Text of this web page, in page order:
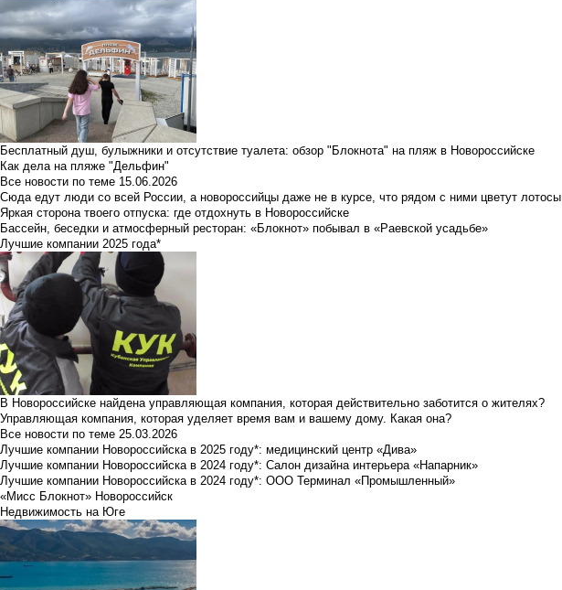
Бесплатный душ, булыжники и отсутствие туалета: обзор "Блокнота" на пляж в Новороссийске
Как дела на пляже "Дельфин"
Все новости по теме 15.06.2026
Сюда едут люди со всей России, а новороссийцы даже не в курсе, что рядом с ними цветут лотосы
Яркая сторона твоего отпуска: где отдохнуть в Новороссийске
Бассейн, беседки и атмосферный ресторан: «Блокнот» побывал в «Раевской усадьбе»
Лучшие компании 2025 года*
В Новороссийске найдена управляющая компания, которая действительно заботится о жителях?
Управляющая компания, которая уделяет время вам и вашему дому. Какая она?
Все новости по теме 25.03.2026
Лучшие компании Новороссийска в 2025 году*: медицинский центр «Дива»
Лучшие компании Новороссийска в 2024 году*: Салон дизайна интерьера «Напарник»
Лучшие компании Новороссийска в 2024 году*: ООО Терминал «Промышленный»
«Мисс Блокнот» Новороссийск
Недвижимость на Юге